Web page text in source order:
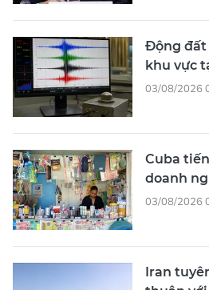
Động đất
khu vực
03/08/2026
Cuba
doanh
03/08/2026
Iran